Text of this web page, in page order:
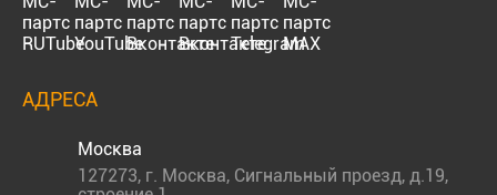
АДРЕСА
Москва
127273, г. Москва, Сигнальный проезд, д.19,